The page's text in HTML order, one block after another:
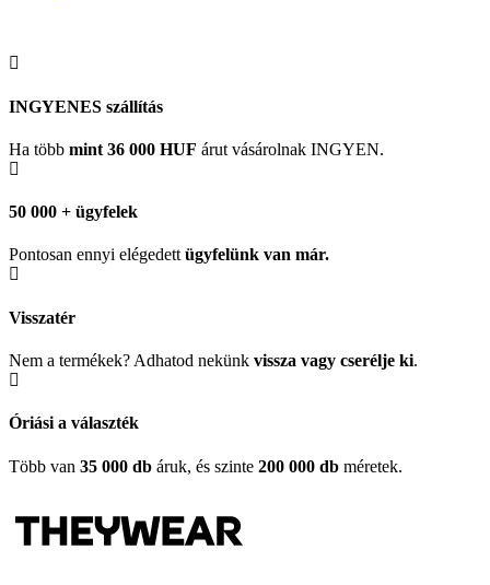
INGYENES szállítás
Ha több mint 36 000 HUF árut vásárolnak INGYEN.
50 000 + ügyfelek
Pontosan ennyi elégedettügyfelünk van már.
Visszatér
Nem a termékek? Adhatod nekünk vissza vagy cserélje ki.
Óriási a választék
Több van 35 000 db áruk, és szinte 200 000 db méretek.